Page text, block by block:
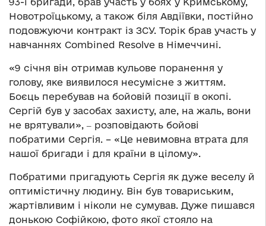
Новотроїцькому, а також біля Авдіївки, постійно
подовжуючи контракт із ЗСУ. Торік брав участь у
навчаннях Combined Resolve в Німеччині.
«9 січня він отримав кульове поранення у
голову, яке виявилося несумісне з життям.
Боєць перебував на бойовій позиції в окопі.
Сергій був у засобах захисту, але, на жаль, вони
не врятували», ‒ розповідають бойові
побратими Сергія. – «Це невимовна втрата для
нашої бригади і для країни в цілому».
Побратими пригадують Сергія як дуже веселу й
оптимістичну людину. Він був товариським,
жартівливим і ніколи не сумував. Дуже пишався
донькою Софійкою, фото якої стояло на